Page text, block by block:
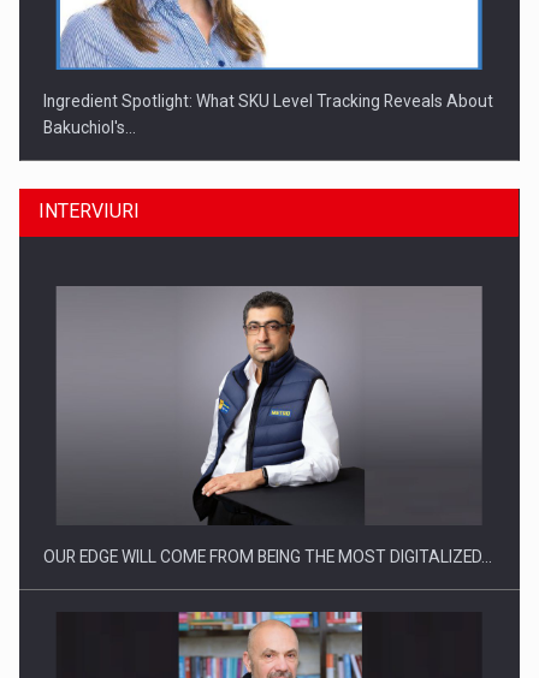
Ingredient Spotlight: What SKU Level Tracking Reveals About
Bakuchiol's…
Producatorii si comerciantii care nu se supun noilor
INTERVIURI
OUR EDGE WILL COME FROM BEING THE MOST DIGITALIZED…